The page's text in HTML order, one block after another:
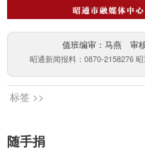
值班编审：马燕 审
昭通新闻报料：0870-2158276
标签 >>
随手捐